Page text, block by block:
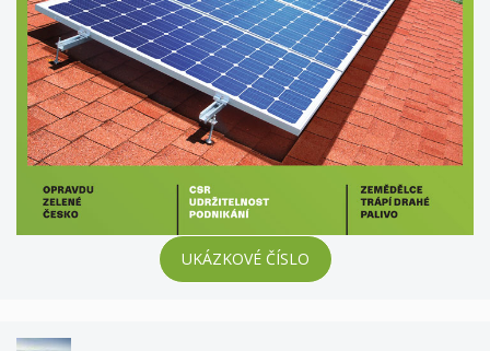
UKÁZKOVÉ ČÍSLO